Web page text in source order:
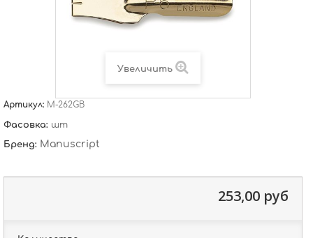
Увеличить
Артикул: M-262GB
Фасовка: шт
Бренд: Manuscript
253,00 руб